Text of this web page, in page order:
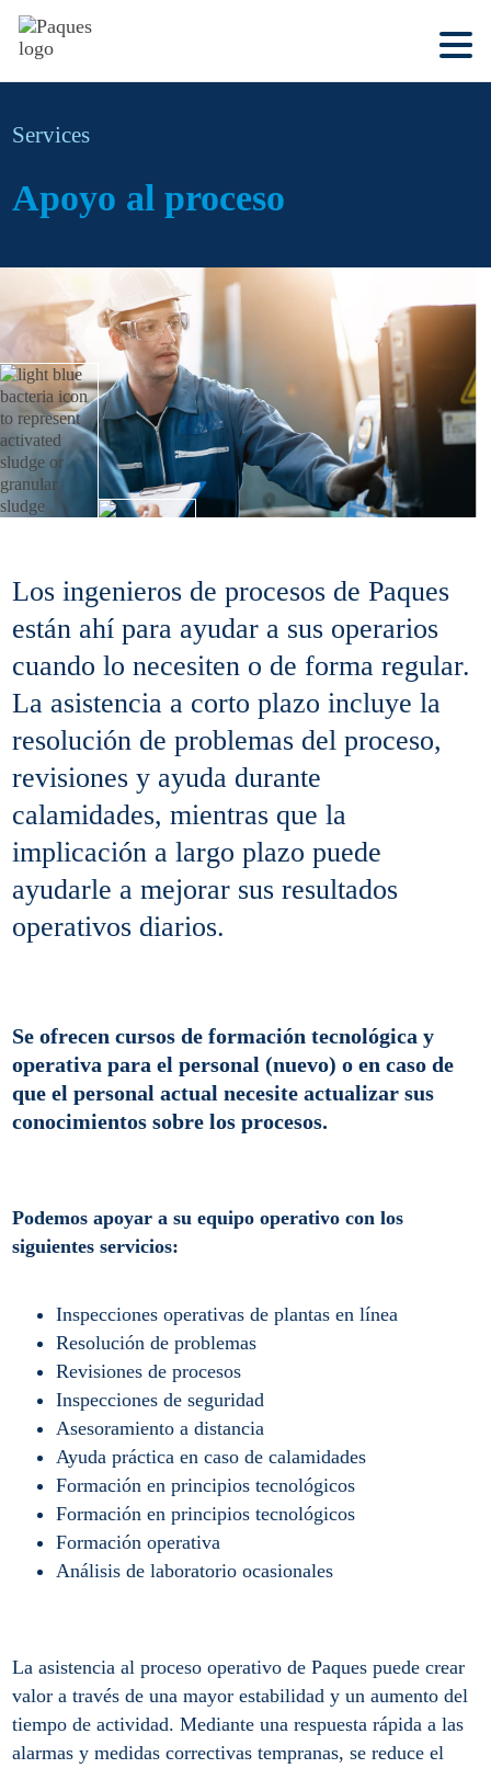
Services
Apoyo al proceso
Los ingenieros de procesos de Paques
están ahí para ayudar a sus operarios
cuando lo necesiten o de forma regular.
La asistencia a corto plazo incluye la
resolución de problemas del proceso,
revisiones y ayuda durante
calamidades, mientras que la
implicación a largo plazo puede
ayudarle a mejorar sus resultados
operativos diarios.
Se ofrecen cursos de formación tecnológica y
operativa para el personal (nuevo) o en caso de
que el personal actual necesite actualizar sus
conocimientos sobre los procesos.
Podemos apoyar a su equipo operativo con los
siguientes servicios:
Inspecciones operativas de plantas en línea
Resolución de problemas
Revisiones de procesos
Inspecciones de seguridad
Asesoramiento a distancia
Ayuda práctica en caso de calamidades
Formación en principios tecnológicos
Formación en principios tecnológicos
Formación operativa
Análisis de laboratorio ocasionales
La asistencia al proceso operativo de Paques puede crear
valor a través de una mayor estabilidad y un aumento del
tiempo de actividad. Mediante una respuesta rápida a las
alarmas y medidas correctivas tempranas, se reduce el